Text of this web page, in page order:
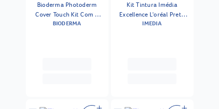
Bioderma Photoderm
Cover Touch Kit Com 2
Unidades – Protetor Solar
BIODERMA
Kit Tintura Imédia
Excellence L'oréal Preto
Classico 2
IMEDIA